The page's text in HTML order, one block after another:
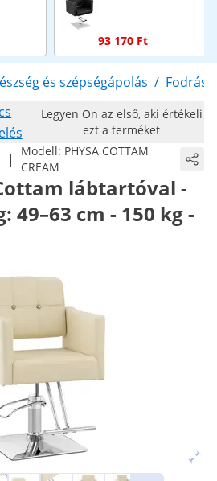
93 170 Ft
és szépségápolás /
Legyen Ön az első, aki értékeli
ezt a terméket
| Modell: PHYSA COTTAM
CREAM
lábtartóval -
49–63 cm - 150 kg -